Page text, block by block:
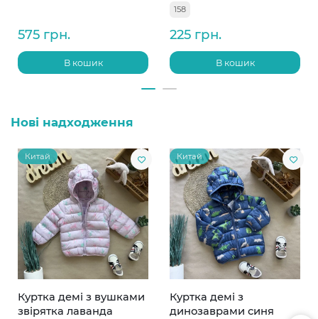
575 грн.
В кошик
158
225 грн.
В кошик
Нові надходження
Китай
Куртка демі з вушками
звірятка лаванда
Китай
Куртка демі з
динозаврами синя